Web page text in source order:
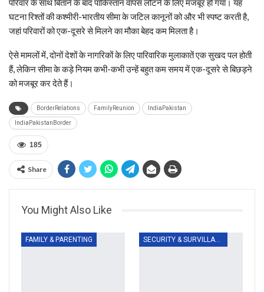
परिवार के साथ बिताने के बाद पाकिस्तान वापस लौटने के लिए मजबूर हो गया। यह
घटना रिश्तों की कश्मीरी-भारतीय सीमा के जटिल कानूनों को और भी स्पष्ट करती है,
जहां परिवारों को एक-दूसरे से मिलने का मौका बेहद कम मिलता है।
ऐसे मामलों में, दोनों देशों के नागरिकों के लिए पारिवारिक मुलाकातें एक सुखद पल होती
हैं, लेकिन सीमा के कड़े नियम कभी-कभी उन्हें बहुत कम समय में एक-दूसरे से बिछड़ने
को मजबूर कर देते हैं।
BorderRelations FamilyReunion IndiaPakistan
IndiaPakistanBorder
185
Share
You Might Also Like
FAMILY & PARENTING SECURITY & SURVILLANCE